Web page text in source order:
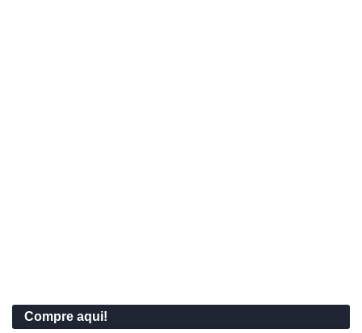
Compre aqui!